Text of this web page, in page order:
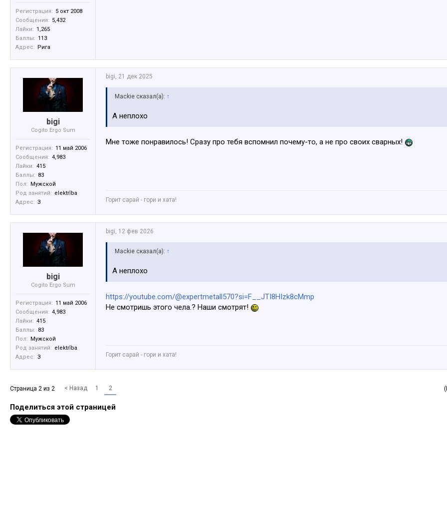
Регистрация: 5 окт 2008
Сообщения: 5,432
Лайки: 1,265
Баллы: 113
Адрес:
Рига
bigi
Cogito Ergo Sum
Регистрация: 11 май 2006
Сообщения: 4,983
Лайки: 415
Баллы: 83
Пол:
Мужской
Род занятий: elektrība
Адрес: З
bigi, 21 дек 2025
Mackie сказал(а): ↑
А неплохо
Мне тоже понравилось! Сразу про тебя вспомнил почему-то, а не про своих сварных!
Горит сарай - гори и хата!
bigi
Cogito Ergo Sum
Регистрация: 11 май 2006
Сообщения: 4,983
Лайки: 415
Баллы: 83
Пол:
Мужской
Род занятий: elektrība
Адрес: З
bigi, 12 фев 2026
Mackie сказал(а): ↑
А неплохо
https://youtube.com/@expertmetall570?si=F__JTI8HIzk8cMmp
Не смотришь этого чела.? Наши смотрят!
Горит сарай - гори и хата!
Страница 2 из 2 < Назад 1 2
Поделиться этой страницей